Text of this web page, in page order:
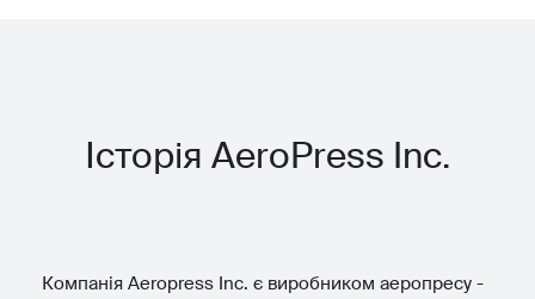
Історія AeroPress Inc.
Компанія Aeropress Inc. є виробником аеропресу -